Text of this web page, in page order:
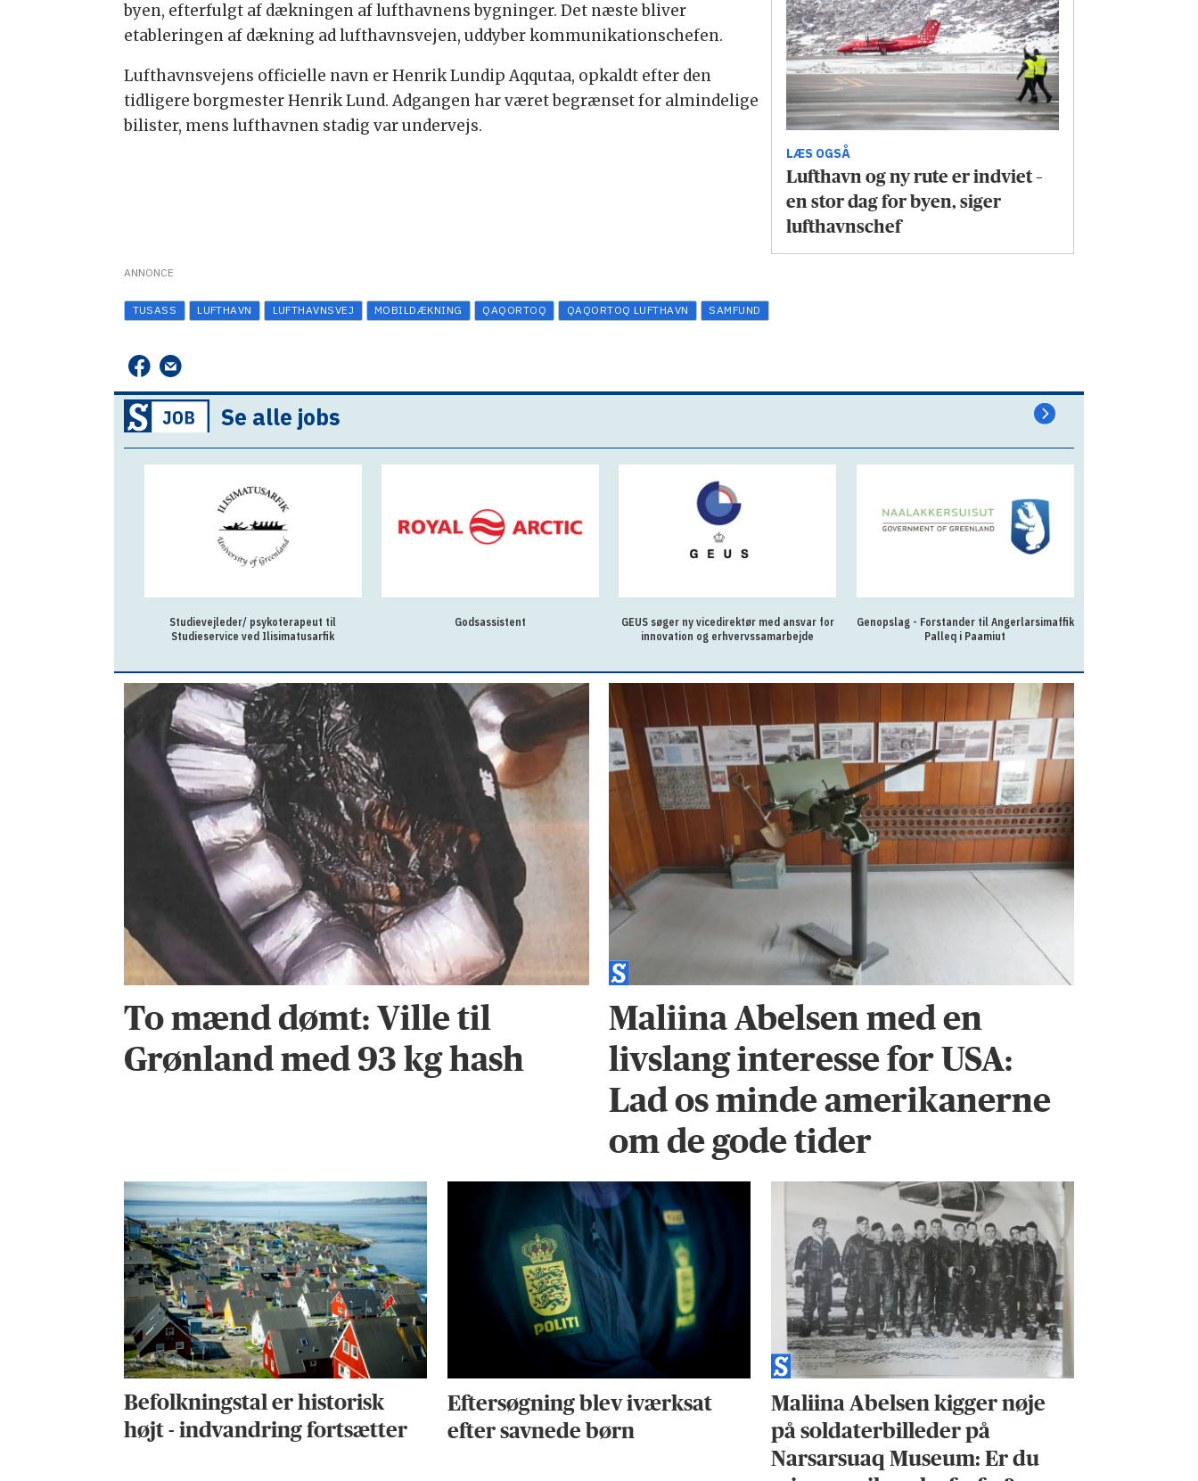
LÆS OGSÅ
Lufthavn og ny rute er indviet –
en stor dag for byen, siger
lufthavnschef
byen, efterfulgt af dækningen af lufthavnens bygninger. Det næste bliver
etableringen af dækning ad lufthavnsvejen, uddyber kommunikationschefen.
ANNONCE
Lufthavnsvejens officielle navn er Henrik Lundip Aqqutaa, opkaldt efter den
tidligere borgmester Henrik Lund. Adgangen har været begrænset for almindelige
bilister, mens lufthavnen stadig var undervejs.
TUSASS LUFTHAVN LUFTHAVNSVEJ MOBILDÆKNING QAQORTOQ QAQORTOQ LUFTHAVN SAMFUND
Se alle jobs
Studievejleder/ psykoterapeut til
Studieservice ved Ilisimatusarfik
Godsassistent
GEUS søger ny vicedirektør med ansvar for
innovation og erhvervssamarbejde
Genopslag - Forstander til Angerlarsimaffik
Palleq i Paamiut
To mænd dømt: Ville til
Grønland med 93 kg hash
Maliina Abelsen med en
livslang interesse for USA:
Lad os minde amerikanerne
om de gode tider
Befolkningstal er historisk
højt - indvandring fortsætter
Eftersøgning blev iværksat
efter savnede børn
Maliina Abelsen kigger nøje
på soldaterbilleder på
Narsarsuaq Museum: Er du